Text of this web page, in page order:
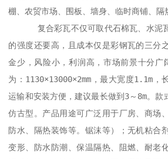
棚、农贸市场、围板、墙身、临时商铺、隔
的强度还要高，且成本仅是彩钢瓦的三分
金少，风险小，利润高，市场前景十分
为：1130×13000×2mm，最大宽度1.1m，
运输和安装方便，建议最长做到3～8m。款
仿古型。产品用途可广泛用于厂房、商场
防水、隔热装饰等。锯沫等）；无机粘合
变形、防水防潮、保温隔热、阻燃、耐老